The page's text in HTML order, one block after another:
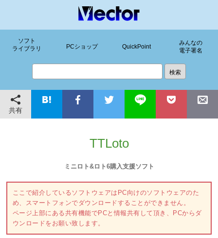
ソフト
ライブラリ
PCショップ QuickPoint
みんなの
電子署名
共有
TTLoto
ミニロト&ロト6購入支援ソフト
ここで紹介しているソフトウェアはPC向けのソフトウェアのた
め、スマートフォンでダウンロードすることができません。
ページ上部にある共有機能でPCと情報共有して頂き、PCからダ
ウンロードをお願い致します。